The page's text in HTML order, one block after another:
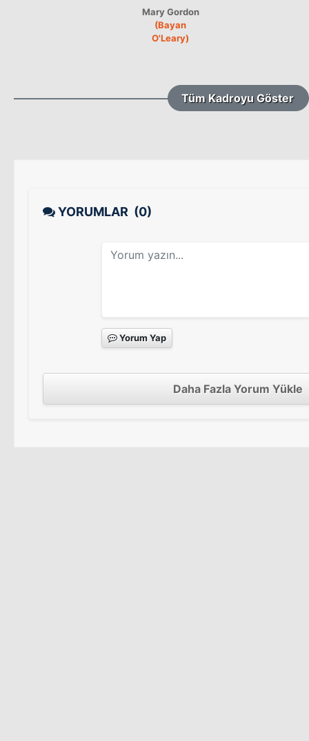
Mary Gordon
(Bayan
O'Leary)
Tüm Kadroyu Göster
YORUMLAR (0)
Yorum Yap
Daha Fazla Yorum Yükle